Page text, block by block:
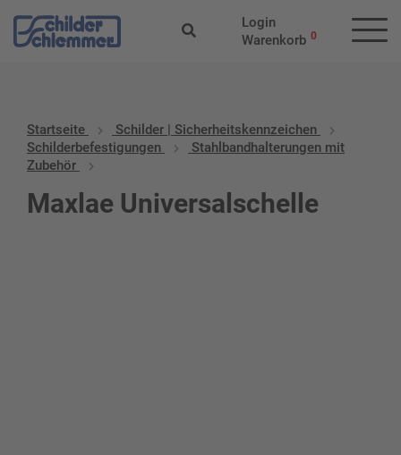
Login
Warenkorb 0
Startseite
Schilder | Sicherheitskennzeichen
Schilderbefestigungen
Stahlbandhalterungen mit
Zubehör
Maxlae Universalschelle